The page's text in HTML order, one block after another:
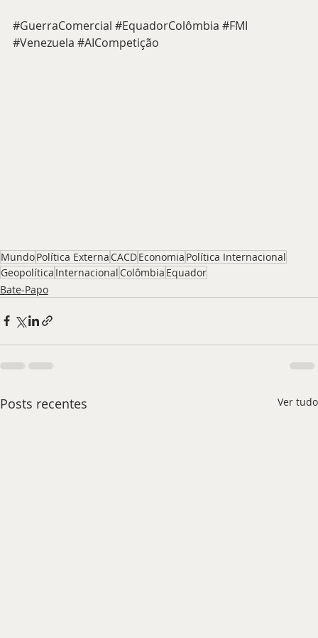
#GuerraComercial #EquadorColômbia #FMI
#Venezuela #AICompetição
MundoPolítica Externa CACDEconomia Política Internacional
Geopolítica Internacional Colômbia Equador
Bate-Papo
Posts recentes Ver tudo